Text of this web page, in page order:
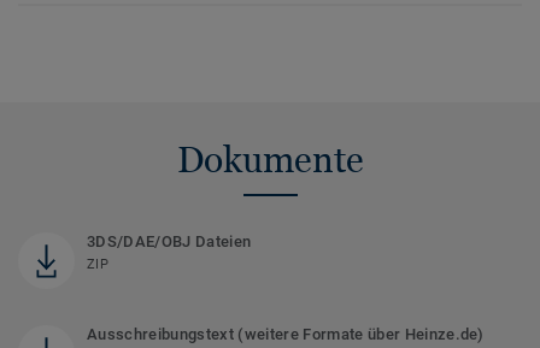
Dokumente
3DS/DAE/OBJ Dateien
ZIP
Ausschreibungstext (weitere Formate über Heinze.de)